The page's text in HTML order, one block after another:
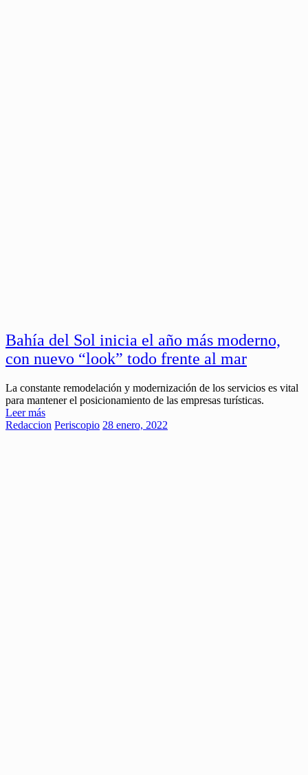
Bahía del Sol inicia el año más moderno,
con nuevo “look” todo frente al mar
La constante remodelación y modernización de los servicios es vital
para mantener el posicionamiento de las empresas turísticas.
Leer más
Redaccion Periscopio 28 enero, 2022